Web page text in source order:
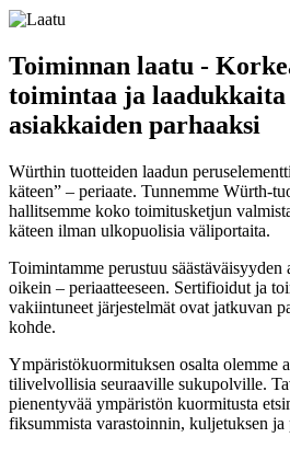
Toiminnan laatu -
toimintaa ja
asiakkaiden parhaaksi
Würthin tuotteiden laadun
käteen” – periaate. Tunnemme Würth-
hallitsemme koko toimitusketjun
käteen ilman ulkopuolisia väliportaita.
Toimintamme perustuu säästäväisyyden
oikein – periaatteeseen. Sertifioidut ja
vakiintuneet järjestelmät ovat jatkuvan
kohde.
Ympäristökuormituksen osalta olemme
tilivelvollisia seuraaville sukupolville.
pienentyvää ympäristön kuormitusta
fiksummista varastoinnin, kuljetuksen ja